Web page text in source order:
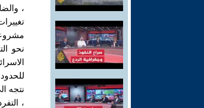
،
نحو
نتجه
،